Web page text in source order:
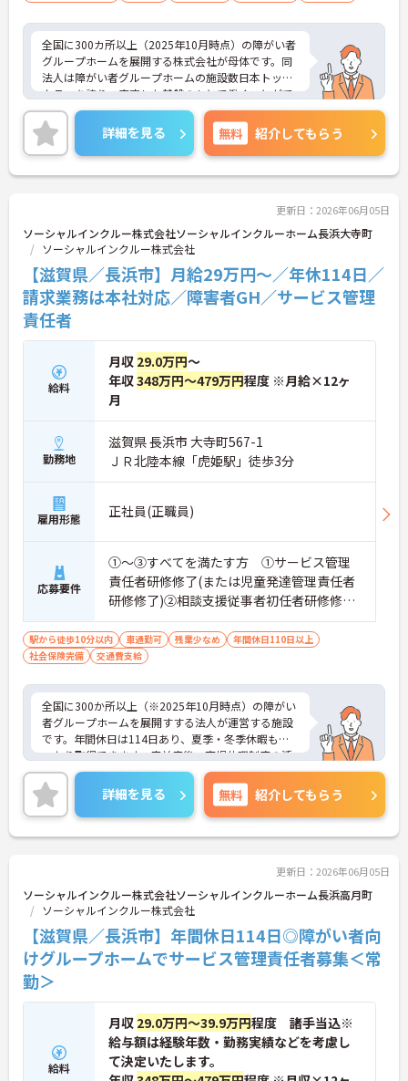
全国に300カ所以上（2025年10月時点）の障がい者
グループホームを展開する株式会社が母体です。同
法人は障がい者グループホームの施設数日本トップ
クラスを誇り、安定した基盤のもとで働くことがで
きます。 週2日～、勤務時間は調整可能、平日のみ
の勤務もご相談いただけます。子育て中の方も多数
活躍されているなど、ライフスタイルに合わせた柔
軟な働き方が実現できる環境です。20代から60代ま
で幅広い年代のスタッフが在籍しており、風通しの
社員登用制度も用意されています。資格を活かし、
ワークライフバランスを大切にしながら長期的にキ
ャリアを築きたい方におすすめです。 ご興味のある
方は詳細等をお伝えしますので、お気軽にお問い合
わせください。
詳細を見る 無料 紹介してもらう
更新日：2026年06月05日
ソーシャルインクルー株式会社ソーシャルインクルーホーム長浜大寺町
ソーシャルインクルー株式会社
【滋賀県／長浜市】月給29万円～／年休114日／
請求業務は本社対応／障害者GH／サービス管理
責任者
給料
月収 29.0万円～
年収348万円～479万円程度 ※月給×12ヶ
月
勤務地
滋賀県 長浜市 大寺町567-1
ＪＲ北陸本線「虎姫駅」徒歩3分
雇用形態 正社員(正職員)
応募要件
①～③すべてを満たす方 ①サービス管理
責任者研修修了(または児童発達管理責任者
研修修了)②相談支援従事者初任者研修修了
(または相談支援従事者実務者研修修了)③普
通自動車運転免許(AT限定可)
駅から徒歩10分以内 車通勤可 残業少なめ
年間休日110日以上
社会保険完備
交通費支給
全国に300か所以上（※2025年10月時点）の障がい
者グループホームを展開すする法人が運営する施設
です。年間休日は114日あり、夏季・冬季休暇もし
っかり取得できます。産前産後・育児休暇制度の活
用実績も豊富で、子育て中の方も多数活躍してお
り、ライフステージに変化があっても安心して長く
働ける環境です。職場では20代から60代まで幅広い
年代のスタッフがそれぞれの経験を活かして活躍し
ています。一般社員研修や外部勉強会受講支援な
心です。また、請求・申請業務は本社専門部署が一
括対応するため、利用者さまへの支援に集中できま
す。キャリアアップを目指したい方、プライベート
と両立しながら専門性を高めたい方におすすめで
す。ご興味のある方は詳細等をお伝えしますので、
お気軽にお問い合わせください。
詳細を見る 無料 紹介してもらう
更新日：2026年06月05日
ソーシャルインクルー株式会社ソーシャルインクルーホーム長浜高月町
ソーシャルインクルー株式会社
【滋賀県／長浜市】年間休日114日◎障がい者向
けグループホームでサービス管理責任者募集＜常
勤＞
給料
月収 29.0万円～39.9万円程度 諸手当込※
給与額は経験年数・勤務実績などを考慮し
て決定いたします。